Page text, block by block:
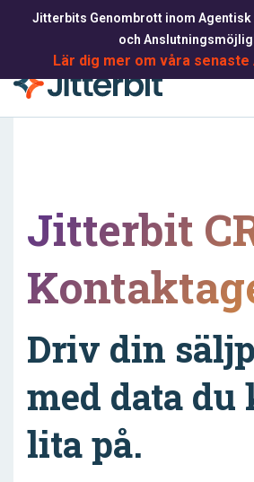
Jitterbits Genombrott inom Agentisk
och
Lär dig mer om våra
Jitterbit
Driv din
med data du
lita på.